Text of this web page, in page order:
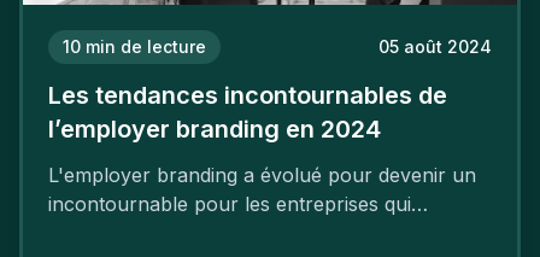
10 min de lecture 05 août 2024
Les tendances incontournables de
l’employer branding en 2024
L'employer branding a évolué pour devenir un
incontournable pour les entreprises qui